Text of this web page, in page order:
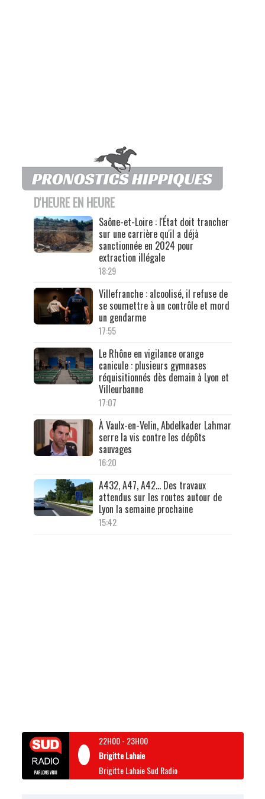
D'HEURE EN HEURE
Saône-et-Loire : l'État doit trancher
sur une carrière qu'il a déjà
sanctionnée en 2024 pour
extraction illégale
18:29
Villefranche : alcoolisé, il refuse de
se soumettre à un contrôle et mord
un gendarme
17:55
Le Rhône en vigilance orange
canicule : plusieurs gymnases
réquisitionnés dès demain à Lyon et
Villeurbanne
17:07
À Vaulx-en-Velin, Abdelkader Lahmar
serre la vis contre les dépôts
sauvages
16:20
A432, A47, A42… Des travaux
attendus sur les routes autour de
Lyon la semaine prochaine
15:42
22H00- 23H00
Brigitte Lahaie
Brigitte Lahaie Sud Radio